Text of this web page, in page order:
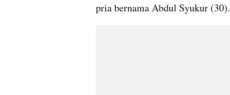
pria bernama Abdul Syukur (30).